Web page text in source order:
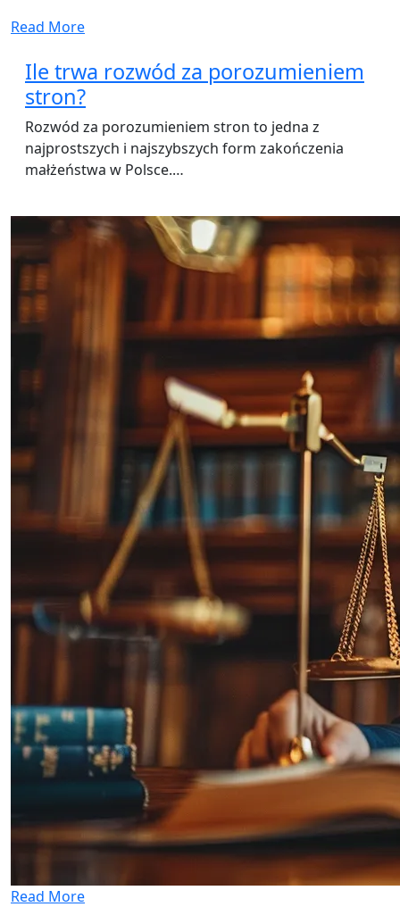
Read More
Ile trwa rozwód za porozumieniem
stron?
Rozwód za porozumieniem stron to jedna z
najprostszych i najszybszych form zakończenia
małżeństwa w Polsce.…
Read More